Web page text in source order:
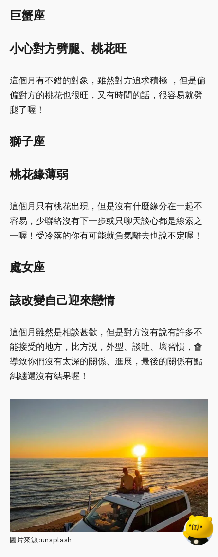
巨蟹座
小心對方劈腿、桃花旺
這個月有不錯的對象，雖然對方追求積極 ，但是偏
偏對方的桃花也很旺，又有時間的話，很容易就劈
腿了喔！
獅子座
桃花緣薄弱
這個月只有桃花出現，但是沒有什麼緣分在一起不
容易，少聯絡沒有下一步或只聊天談心都是線索之
一喔！受冷落的你有可能就負氣離去也說不定喔！
處女座
該改變自己迎來戀情
這個月雖然是相談甚歡，但是對方沒有說有許多不
能接受的地方，比方説，外型、談吐、壞習慣，會
導致你們沒有太深的關係、進展，最後的關係有點
糾纏還沒有結果喔！
圖片來源:unsplash